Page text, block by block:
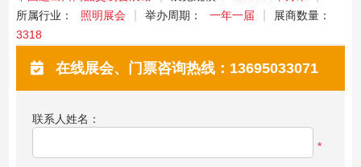
所属行业：
照明展会 举办周期： 一年一届
展商数量：
3318
在线展会、门票咨询热线：13695033071
联系人姓名：
*